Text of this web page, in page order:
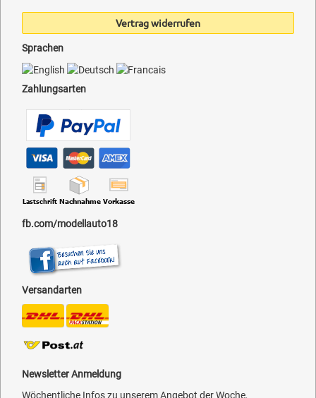
Vertrag widerrufen
Sprachen
Zahlungsarten
fb.com/modellauto18
Versandarten
Newsletter Anmeldung
Wöchentliche Infos zu unserem Angebot der Woche,